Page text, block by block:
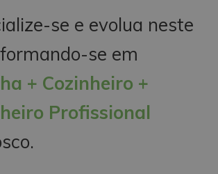
se e evolua neste
se em
+ Cozinheiro +
Profissional